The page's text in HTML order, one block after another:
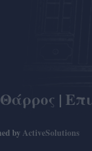
|
byActiveSolutions